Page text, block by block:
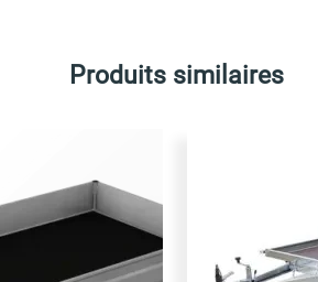
Produits similaires